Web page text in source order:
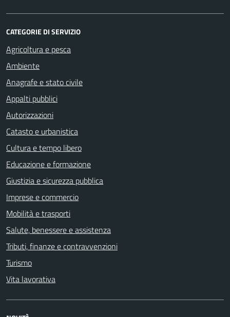
CATEGORIE DI SERVIZIO
Agricoltura e pesca
Ambiente
Anagrafe e stato civile
Appalti pubblici
Autorizzazioni
Catasto e urbanistica
Cultura e tempo libero
Educazione e formazione
Giustizia e sicurezza pubblica
Imprese e commercio
Mobilità e trasporti
Salute, benessere e assistenza
Tributi, finanze e contravvenzioni
Turismo
Vita lavorativa